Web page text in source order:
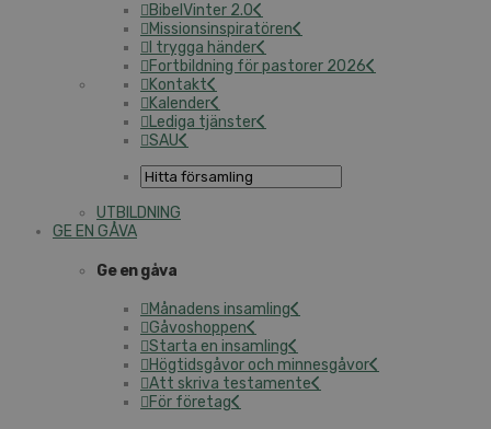
BibelVinter 2.0
Missionsinspiratören
I trygga händer
Fortbildning för pastorer 2026
Kontakt
Kalender
Lediga tjänster
SAU
UTBILDNING
GE EN GÅVA
Ge en gåva
Månadens insamling
Gåvoshoppen
Starta en insamling
Högtidsgåvor och minnesgåvor
Att skriva testamente
För företag